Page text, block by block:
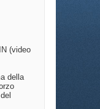
(video
della